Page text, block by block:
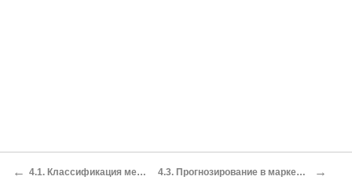
← 4.1. Классификация методов исследования 4.3. Прогнозирование в маркетинговых исследованиях →